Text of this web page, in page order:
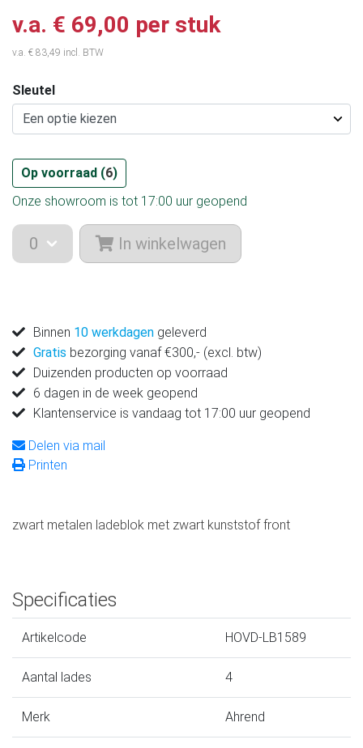
v.a. € 69,00 per stuk
v.a. € 83,49 incl. BTW
Sleutel
Op voorraad (6)
Onze showroom is tot 17:00 uur geopend
In winkelwagen
Binnen 10 werkdagen geleverd
Gratis bezorging vanaf €300,- (excl. btw)
Duizenden producten op voorraad
6 dagen in de week geopend
Klantenservice is vandaag tot 17:00 uur geopend
Delen via mail
Printen
zwart metalen ladeblok met zwart kunststof front
Specificaties
Artikelcode HOVD-LB1589
Aantal lades 4
Merk Ahrend